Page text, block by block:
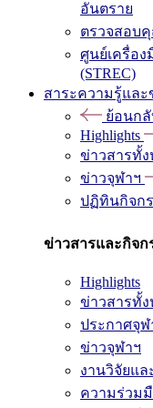
อันตราย
ตรวจสอบ
ศูนย์เครื่อง
(STREC)
สาระความรู้และ
ย้อนกลั
Highlights
ข่าวสารทั้
ข่าวจุฬาฯ
ปฏิทินกิจก
ข่าวสารและกิจก
Highlights
ข่าวสารทั้
ประกาศจุ
ข่าวจุฬาฯ
งานวิจัยแ
ความร่วม